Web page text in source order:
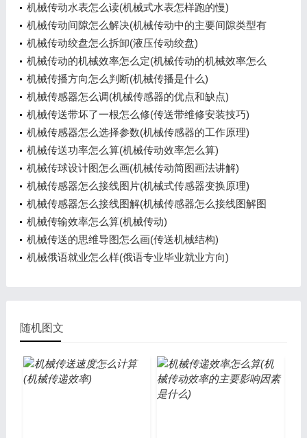
机械传动水表怎么读(机械式水表怎样跑的慢)
机械传动间隙怎么解决(机械传动中的主要间隙类型有
哪些)
机械传动绞盘怎么拆卸(液压传动绞盘)
机械传动的机械效率怎么定(机械传动的机械效率怎么
定值)
机械传播方向怎么判断(机械传播是什么)
机械传感器怎么调(机械传感器的优点和缺点)
机械传送带坏了一根怎么修(传送带维修安装技巧)
机械传感器怎么选择参数(机械传感器的工作原理)
机械传送功率怎么算(机械传动效率怎么算)
机械传球设计图怎么画(机械传动简图画法讲解)
机械传感器怎么接线图片(机械式传感器变换原理)
机械传感器怎么接线图解(机械传感器怎么接线图解图
片)
机械传输效率怎么算(机械传动)
机械传送的思维导图怎么画(传送机械结构)
机械俄语就业怎么样(俄语专业毕业就业方向)
随机图文